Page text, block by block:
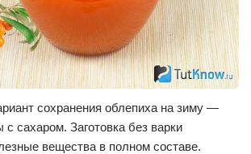
сохранения облепиха на зиму —
с сахаром. Заготовка без варки
вещества в полном составе.